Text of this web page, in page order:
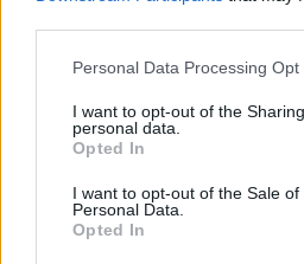
Please note that this website/app
not limited to your visit or usage
grant or deny consent to Google
use your data for below specified
consent section.
Personal Data Processing Opt
I want to opt-out of the
personal data.
Opted In
I want to opt-out of the Sale of
Personal Data.
Opted In
Αυστραλία: Delta
Σερβία: LAVINA, «Kraj
Τσεχία: Daniel Zizka,
Βουλγαρία: DARA,
Κροατία: LELEK,
Ηνωμένο Βασίλειο:
COMPUTER, «Eins,